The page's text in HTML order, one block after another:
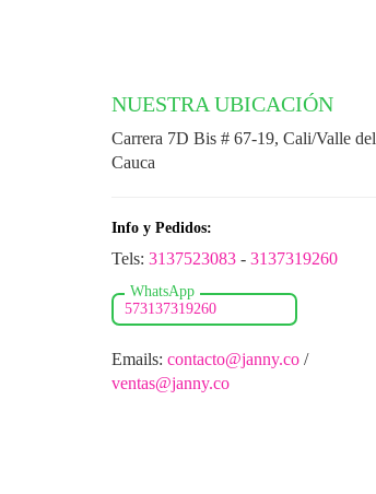
NUESTRA UBICACIÓN
Carrera 7D Bis # 67-19, Cali/Valle del
Cauca
Info y Pedidos:
Tels: 3137523083 - 3137319260
573137319260
Emails: contacto@janny.co /
ventas@janny.co